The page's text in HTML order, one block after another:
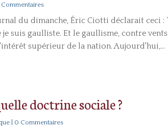
Commentaires
du dimanche, Éric Ciotti déclarait ceci :
suis gaulliste. Et le gaullisme, contre
supérieur de la nation. Aujourd'hui,...
doctrine sociale ?
| 0 Commentaires